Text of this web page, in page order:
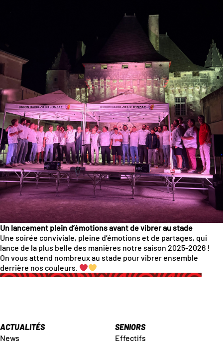
Un lancement plein d’émotions avant de vibrer au stade
Une soirée conviviale, pleine d’émotions et de partages, qui
lance de la plus belle des manières notre saison 2025-2026 !
On vous attend nombreux au stade pour vibrer ensemble
derrière nos couleurs.
ACTUALITÉS
News
SENIORS
Effectifs